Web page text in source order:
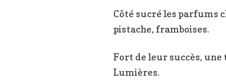
Côté sucré les parfums
pistache, framboises.
Fort de leur succès,
Lumières.